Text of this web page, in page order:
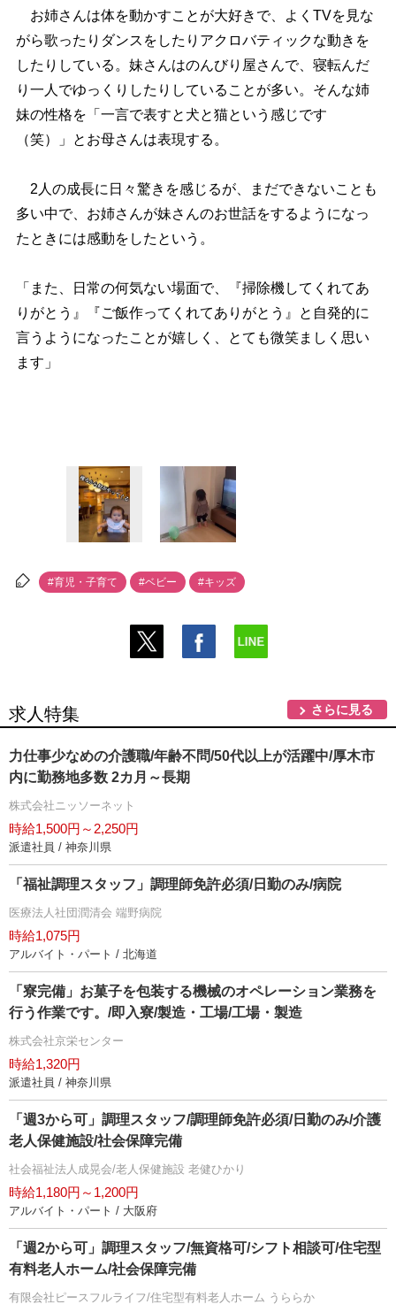
お姉さんは体を動かすことが大好きで、よくTVを見な
がら歌ったりダンスをしたりアクロバティックな動きを
したりしている。妹さんはのんびり屋さんで、寝転んだ
り一人でゆっくりしたりしていることが多い。そんな姉
妹の性格を「一言で表すと犬と猫という感じです
（笑）」とお母さんは表現する。
2人の成長に日々驚きを感じるが、まだできないことも
多い中で、お姉さんが妹さんのお世話をするようになっ
たときには感動をしたという。
「また、日常の何気ない場面で、『掃除機してくれてあ
りがとう』『ご飯作ってくれてありがとう』と自発的に
言うようになったことが嬉しく、とても微笑ましく思い
ます」
#育児・子育て #ベビー #キッズ
求人特集 さらに見る
力仕事少なめの介護職/年齢不問/50代以上が活躍中/厚木市
内に勤務地多数 2カ月～長期
株式会社ニッソーネット
時給1,500円～2,250円
派遣社員 / 神奈川県
「福祉調理スタッフ」調理師免許必須/日勤のみ/病院
医療法人社団潤清会 端野病院
時給1,075円
アルバイト・パート / 北海道
「寮完備」お菓子を包装する機械のオペレーション業務を
行う作業です。/即入寮/製造・工場/工場・製造
株式会社京栄センター
時給1,320円
派遣社員 / 神奈川県
「週3から可」調理スタッフ/調理師免許必須/日勤のみ/介護
老人保健施設/社会保障完備
社会福祉法人成晃会/老人保健施設 老健ひかり
時給1,180円～1,200円
アルバイト・パート / 大阪府
「週2から可」調理スタッフ/無資格可/シフト相談可/住宅型
有料老人ホーム/社会保障完備
有限会社ピースフルライフ/住宅型有料老人ホーム うららか